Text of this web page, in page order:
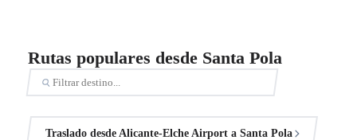
Rutas populares desde Santa Pola
Traslado desde Alicante-Elche Airport a Santa Pola